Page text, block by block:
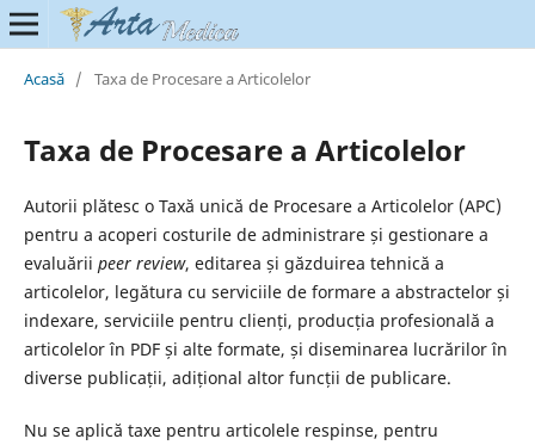
Acasă / Taxa de Procesare a Articolelor
Taxa de Procesare a Articolelor
Autorii plătesc o Taxă unică de Procesare a Articolelor (APC)
pentru a acoperi costurile de administrare și gestionare a
evaluării peer review, editarea și găzduirea tehnică a
articolelor, legătura cu serviciile de formare a abstractelor și
indexare, serviciile pentru clienți, producția profesională a
articolelor în PDF și alte formate, și diseminarea lucrărilor în
diverse publicații, adițional altor funcții de publicare.
Nu se aplică taxe pentru articolele respinse, pentru